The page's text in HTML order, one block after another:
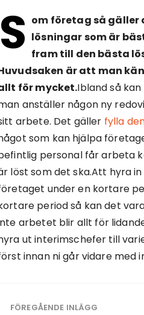
S om företag så gäller
lösningar som är
fram till den bästa
är att man
för mycket.Ibland så
anställer någon ny
arbete. Det gäller fylla
som kan hjälpa
personal får arbeta
löst som det ska.Att hyra
under en kortare
period så kan det
arbetet blir allt för
ut interimschefer till
innan ni går vidare med
FÖREGÅENDE INLÄGG